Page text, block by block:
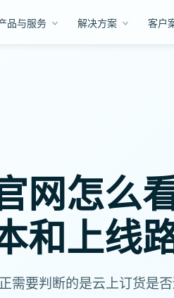
品与服务 解决方案 客户
网怎么
和上线
需要判断的是云上订货是